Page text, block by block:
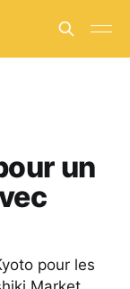
un
pour les